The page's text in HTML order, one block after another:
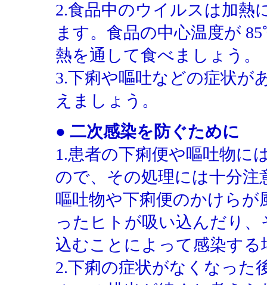
2.食品中のウイルスは加熱
ます。食品の中心温度が
熱を通して食べましょう。
3.下痢や嘔吐などの症状が
えましょう。
● 二次感染を防ぐために
1.患者の下痢便や嘔吐物に
ので、その処理には十分
嘔吐物や下痢便のかけら
ったヒトが吸い込んだり
込むことによって感染す
2.下痢の症状がなくなった